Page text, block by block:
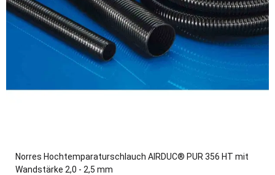
Norres Hochtemparaturschlauch AIRDUC® PUR 356 HT mit
Wandstärke 2,0 - 2,5 mm